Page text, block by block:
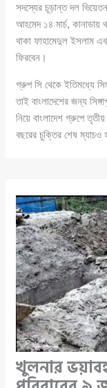
সদস্যের চূড়ান্ত দল
আহমেদ ১৪ মার্চ, কানাডায়
থাকা ফাহামেদুল ইসলাম
ফিরবেন।
গ্রুপ সি থেকে ইতিমধ্যে
তাই বাংলাদেশের জন্য
নিয়ে বাংলাদেশ গ্রুপে
বছরের চুক্তির শেষ ম্যাচও
খুলনার